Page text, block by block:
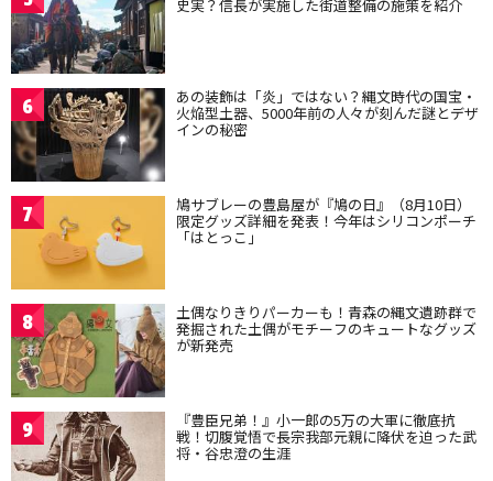
史実？信長が実施した街道整備の施策を紹介
6 あの装飾は「炎」ではない？縄文時代の国宝・
火焔型土器、5000年前の人々が刻んだ謎とデザ
インの秘密
7 鳩サブレーの豊島屋が『鳩の日』（8月10日）
限定グッズ詳細を発表！今年はシリコンポーチ
「はとっこ」
8 土偶なりきりパーカーも！青森の縄文遺跡群で
発掘された土偶がモチーフのキュートなグッズ
が新発売
9 『豊臣兄弟！』小一郎の5万の大軍に徹底抗
戦！切腹覚悟で長宗我部元親に降伏を迫った武
将・谷忠澄の生涯